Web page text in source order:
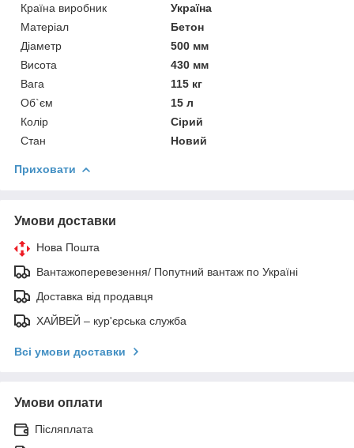
Країна виробник
Україна
Матеріал
Бетон
Діаметр
500 мм
Висота
430 мм
Вага
115 кг
Об`єм
15 л
Колір
Сірий
Стан
Новий
Приховати
Умови доставки
Нова Пошта
Вантажоперевезення/ Попутний вантаж по Україні
Доставка від продавця
ХАЙВЕЙ – кур'єрська служба
Всі умови доставки
Умови оплати
Післяплата